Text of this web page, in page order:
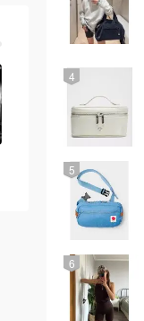
Netflix新剧推荐2026 - 最
新好看网飞Netflix新剧大
片 - 8月最新：《​​百年孤